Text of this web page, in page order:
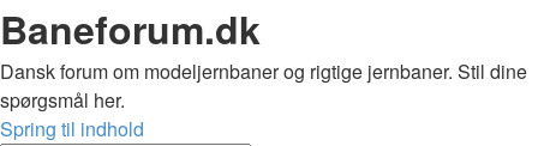
Baneforum.dk
Dansk forum om modeljernbaner og rigtige jernbaner. Stil dine
spørgsmål her.
Spring til indhold